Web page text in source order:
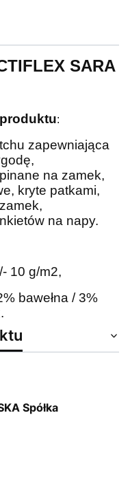
SARA
:
zapewniająca
na zamek,
kryte patkami,
na napy.
10 g/m2,
bawełna / 3%
Spółka